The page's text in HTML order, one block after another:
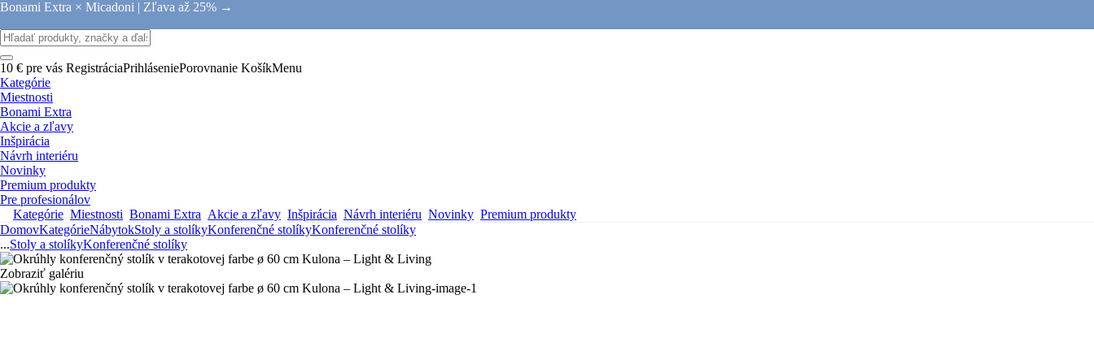
Bonami Extra × Micadoni | Zľava až 25% →
10 € pre vás RegistráciaPrihláseniePorovnanie KošíkMenu
Kategórie
Miestnosti
Bonami Extra
Akcie a zľavy
Inšpirácia
Návrh interiéru
Novinky
Premium produkty
Pre profesionálov
Kategórie Miestnosti Bonami Extra Akcie a zľavy Inšpirácia Návrh interiéru Novinky Premium produkty
DomovKategórieNábytokStoly a stolíkyKonferenčné stolíkyKonferenčné stolíky
...Stoly a stolíkyKonferenčné stolíky
Zobraziť galériu